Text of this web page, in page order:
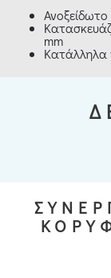
mm
Κατάλληλα